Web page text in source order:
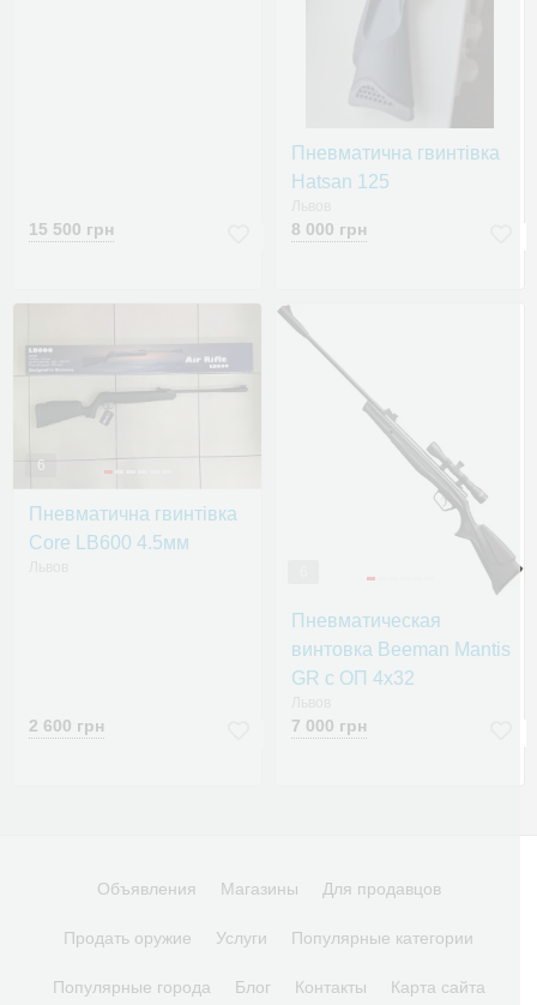
15 500 грн
Пневматична гвинтівка
Hatsan 125
8 000 грн
6
Пневматична гвинтівка
Сore LB600 4.5мм
2 600 грн
Пневматическая
винтовка Beeman Mantis
GR с ОП 4x32
7 000 грн
Объявления Магазины Для продавцов
Продать оружие Услуги Популярные категории
Популярные города Блог Контакты Карта сайта